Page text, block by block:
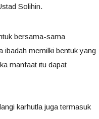
Solihin.
bersama-sama
ibadah memilki bentuk yang
manfaat itu dapat
karhutla juga termasuk